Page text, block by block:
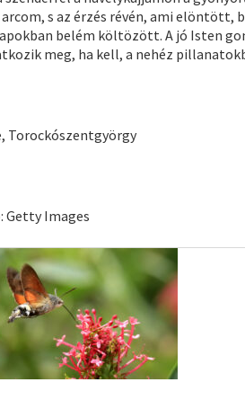
s az érzés révén, ami
belém költözött. A jó Isten
meg, ha kell, a nehéz
Torockószentgyörgy
Getty Images